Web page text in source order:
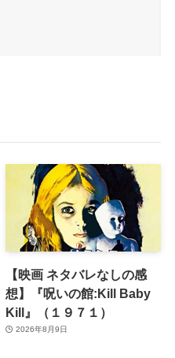
【映画 ネタバレなしの感
想】『呪いの館:Kill Baby
Kill』（１９７１）
2026年8月9日